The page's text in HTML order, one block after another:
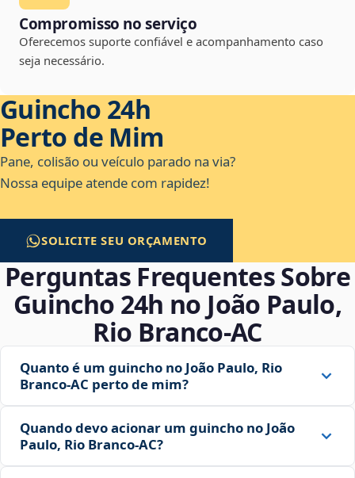
Compromisso no serviço
Oferecemos suporte confiável e acompanhamento caso
seja necessário.
Guincho 24h
Perto de Mim
Pane, colisão ou veículo parado na via?
Nossa equipe atende com rapidez!
SOLICITE SEU ORÇAMENTO
Perguntas Frequentes Sobre
Guincho 24h no João Paulo,
Rio Branco‑AC
Quanto é um guincho no João Paulo, Rio
Branco‑AC perto de mim?
Quando devo acionar um guincho no João
Paulo, Rio Branco‑AC?